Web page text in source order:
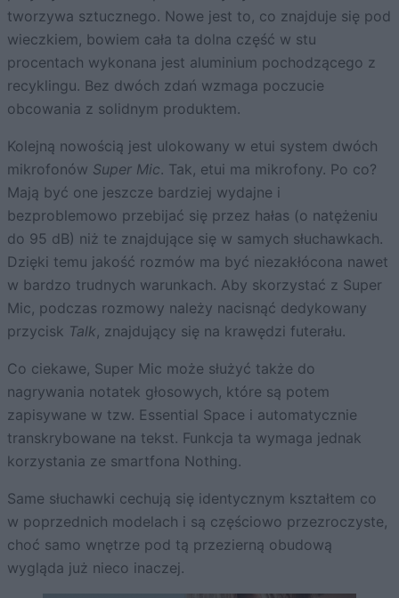
tworzywa sztucznego. Nowe jest to, co znajduje się pod
wieczkiem, bowiem cała ta dolna część w stu
procentach wykonana jest aluminium pochodzącego z
recyklingu. Bez dwóch zdań wzmaga poczucie
obcowania z solidnym produktem.
Kolejną nowością jest ulokowany w etui system dwóch
mikrofonów Super Mic. Tak, etui ma mikrofony. Po co?
Mają być one jeszcze bardziej wydajne i
bezproblemowo przebijać się przez hałas (o natężeniu
do 95 dB) niż te znajdujące się w samych słuchawkach.
Dzięki temu jakość rozmów ma być niezakłócona nawet
w bardzo trudnych warunkach. Aby skorzystać z Super
Mic, podczas rozmowy należy nacisnąć dedykowany
przycisk Talk, znajdujący się na krawędzi futerału.
Co ciekawe, Super Mic może służyć także do
nagrywania notatek głosowych, które są potem
zapisywane w tzw. Essential Space i automatycznie
transkrybowane na tekst. Funkcja ta wymaga jednak
korzystania ze smartfona Nothing.
Same słuchawki cechują się identycznym kształtem co
w poprzednich modelach i są częściowo przezroczyste,
choć samo wnętrze pod tą przezierną obudową
wygląda już nieco inaczej.